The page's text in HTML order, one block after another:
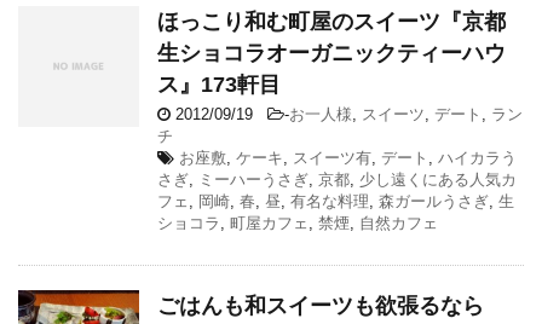
ほっこり和む町屋のスイーツ『京都
生ショコラオーガニックティーハウ
ス』173軒目
2012/09/19 -お一人様, スイーツ, デート , ラン
チ
お座敷, ケーキ, スイーツ有, デート , ハイカラう
さぎ, ミーハーうさぎ, 京都, 少し遠くにある人気カ
フェ , 岡崎, 春, 昼, 有名な料理, 森ガールうさぎ, 生
ショコラ , 町屋カフェ , 禁煙, 自然カフェ
ごはんも和スイーツも欲張るなら